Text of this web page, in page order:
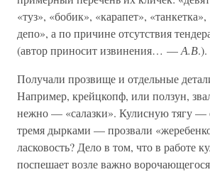
«туз», «бобик», «карапет»,
депо», а по причине отсутствия
(автор приносит извинения… —А.В.).
Получали прозвище и отдельные
Например, крейцкопф, или ползун,
нежно — «салазки». Кулисную тягу —
тремя дырками — прозвали
ласковость? Дело в том, что в работе
поспешает возле важно